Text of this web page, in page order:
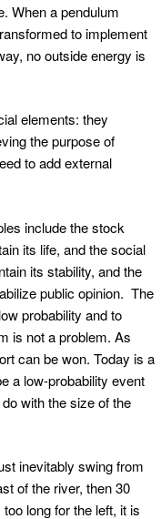
When a pendulum
to implement
no outside energy is
elements: they
the purpose of
to add external
include the stock
its life, and the social
its stability, and the
public opinion. The
probability and to
is not a problem. As
can be won. Today is a
a low-probability event
with the size of the
inevitably swing from
of the river, then 30
long for the left, it is